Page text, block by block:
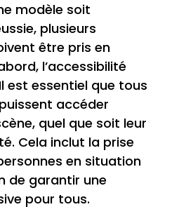
modèle soit
plusieurs
être pris en
l’accessibilité
est essentiel que tous
accéder
quel que soit leur
Cela inclut la prise
en situation
de garantir une
pour tous.